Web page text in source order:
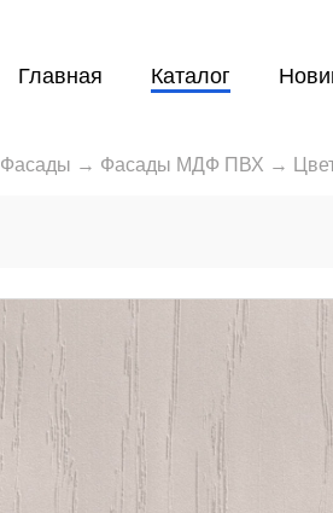
Главная Каталог
Фасады → Фасады МДФ ПВХ →